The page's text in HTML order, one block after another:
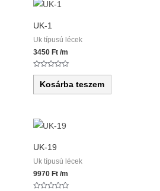
UK-1
Uk típusú lécek
3450 Ft /m
Értékelés:
5
Kosárba teszem
UK-19
Uk típusú lécek
9970 Ft /m